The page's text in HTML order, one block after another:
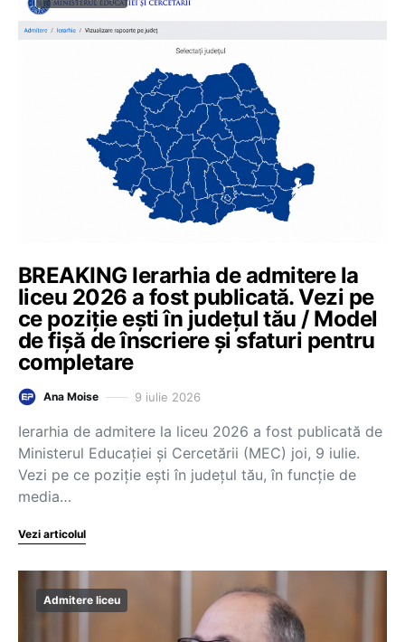
BREAKING Ierarhia de admitere la
liceu 2026 a fost publicată. Vezi pe
ce poziție ești în județul tău / Model
de fișă de înscriere și sfaturi pentru
completare
Ana Moise 9 iulie 2026
Ierarhia de admitere la liceu 2026 a fost publicată de
Ministerul Educației și Cercetării (MEC) joi, 9 iulie.
Vezi pe ce poziție ești în județul tău, în funcție de
media…
Vezi articolul
Admitere liceu